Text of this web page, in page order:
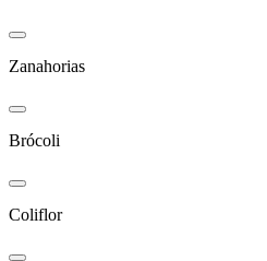
Zanahorias
Brócoli
Coliflor